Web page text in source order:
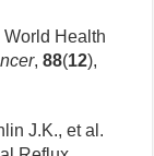
Health
,88(12),
J.K., et al.